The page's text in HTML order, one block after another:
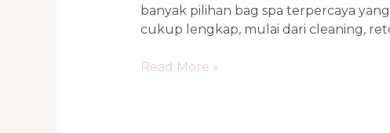
banyak pilihan bag spa terpercaya
cukup lengkap, mulai dari cleaning,
Read More »